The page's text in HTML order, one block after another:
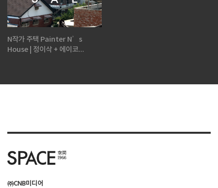
N작가 주택 Painter N’s
House | 정이삭 + 에이코...
㈜CNB미디어